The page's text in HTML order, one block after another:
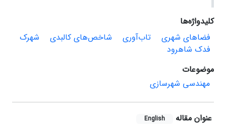
کلیدواژه‌ها
فضاهای شهری
تاب‌آوری شاخص‌های کالبدی
شهرک
فدک شاهرود
موضوعات
مهندسی شهرسازی
عنوان مقاله English